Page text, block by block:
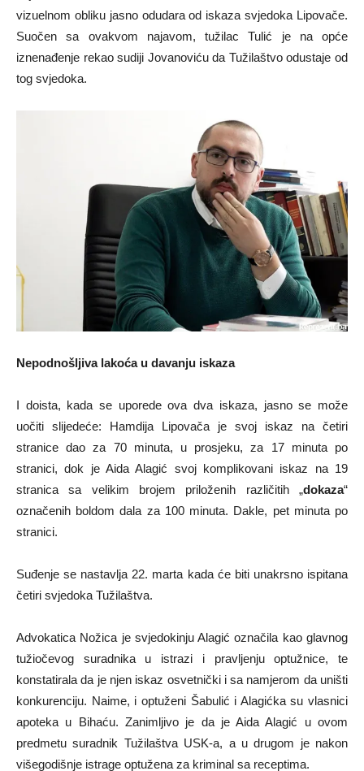
vizuelnom obliku jasno odudara od iskaza svjedoka Lipovače.
Suočen sa ovakvom najavom, tužilac Tulić je na opće
iznenađenje rekao sudiji Jovanoviću da Tužilaštvo odustaje od
tog svjedoka.
Nepodnošljiva lakoća u davanju iskaza
I doista, kada se uporede ova dva iskaza, jasno se može
uočiti slijedeće: Hamdija Lipovača je svoj iskaz na četiri
stranice dao za 70 minuta, u prosjeku, za 17 minuta po
stranici, dok je Aida Alagić svoj komplikovani iskaz na 19
stranica sa velikim brojem priloženih različitih „dokaza“
označenih boldom dala za 100 minuta. Dakle, pet minuta po
stranici.
Suđenje se nastavlja 22. marta kada će biti unakrsno ispitana
četiri svjedoka Tužilaštva.
Advokatica Nožica je svjedokinju Alagić označila kao glavnog
tužiočevog suradnika u istrazi i pravljenju optužnice, te
konstatirala da je njen iskaz osvetnički i sa namjerom da uništi
konkurenciju. Naime, i optuženi Šabulić i Alagićka su vlasnici
apoteka u Bihaću. Zanimljivo je da je Aida Alagić u ovom
predmetu suradnik Tužilaštva USK-a, a u drugom je nakon
višegodišnje istrage optužena za kriminal sa receptima.